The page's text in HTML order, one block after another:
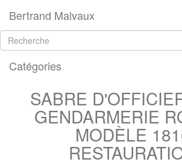
Bertrand Malvaux
Catégories
SABRE
GENDARMERIE
MODÈLE